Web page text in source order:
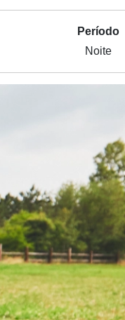
Período
Noite